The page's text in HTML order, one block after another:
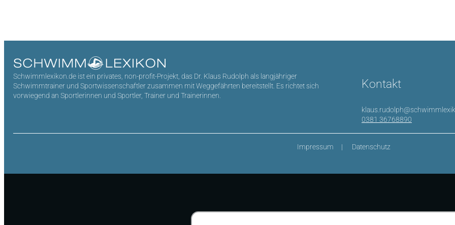
Schwimmlexikon.de ist ein privates, non-profit-Projekt, das Dr. Klaus Rudolph als langjähriger
Schwimmtrainer und Sportwissenschaftler zusammen mit Weggefährten bereitstellt. Es richtet sich
vorwiegend an Sportlerinnen und Sportler, Trainer und Trainerinnen.
Kontakt
0381 36768890
Impressum Datenschutz
Suchen